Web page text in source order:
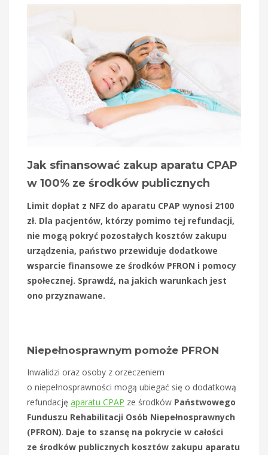
Jak sfinansować zakup aparatu CPAP
w 100% ze środków publicznych
Limit dopłat z NFZ do aparatu CPAP wynosi 2100
zł. Dla pacjentów, którzy pomimo tej refundacji,
nie mogą pokryć pozostałych kosztów zakupu
urządzenia, państwo przewiduje dodatkowe
wsparcie finansowe ze środków PFRON i pomocy
społecznej. Sprawdź, na jakich warunkach jest
ono przyznawane.
Niepełnosprawnym pomoże PFRON
Inwalidzi oraz osoby z orzeczeniem
o niepełnosprawności mogą ubiegać się o dodatkową
refundację aparatu CPAP ze środków Państwowego
Funduszu Rehabilitacji Osób Niepełnosprawnych
(PFRON). Daje to szansę na pokrycie w całości
ze środków publicznych kosztów zakupu aparatu